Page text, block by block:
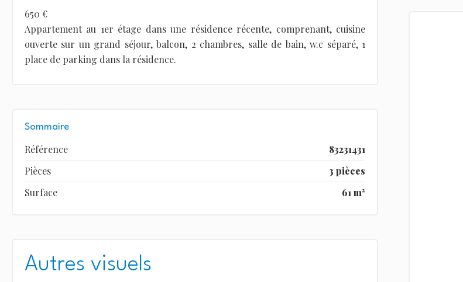
650 €
Appartement au 1er étage dans une résidence récente, comprenant, cuisine
ouverte sur un grand séjour, balcon, 2 chambres, salle de bain, w.c séparé, 1
place de parking dans la résidence.
Sommaire
Référence
83231431
Pièces
3 pièces
Surface
61 m²
Autres visuels